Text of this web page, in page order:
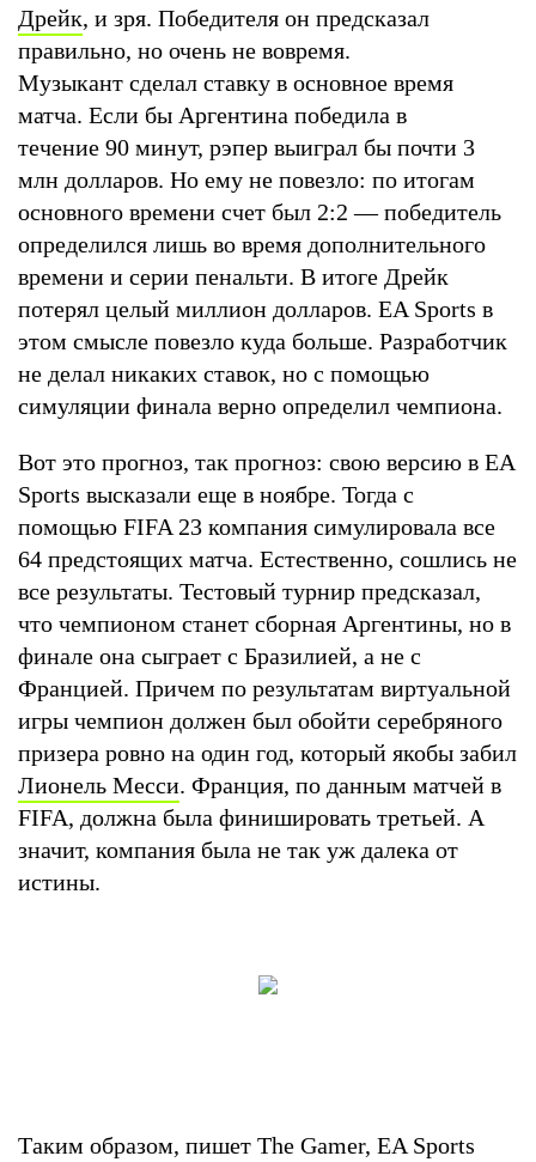
Дрейк, и зря. Победителя он предсказал
правильно, но очень не вовремя.
Музыкант сделал ставку в основное время
матча. Если бы Аргентина победила в
течение 90 минут, рэпер выиграл бы почти 3
млн долларов. Но ему не повезло: по итогам
основного времени счет был 2:2 — победитель
определился лишь во время дополнительного
времени и серии пенальти. В итоге Дрейк
потерял целый миллион долларов. EA Sports в
этом смысле повезло куда больше. Разработчик
не делал никаких ставок, но с помощью
симуляции финала верно определил чемпиона.
Вот это прогноз, так прогноз: свою версию в EA
Sports высказали еще в ноябре. Тогда с
помощью FIFA 23 компания симулировала все
64 предстоящих матча. Естественно, сошлись не
все результаты. Тестовый турнир предсказал,
что чемпионом станет сборная Аргентины, но в
финале она сыграет с Бразилией, а не с
Францией. Причем по результатам виртуальной
игры чемпион должен был обойти серебряного
призера ровно на один год, который якобы забил
Лионель Месси. Франция, по данным матчей в
FIFA, должна была финишировать третьей. А
значит, компания была не так уж далека от
истины.
Таким образом, пишет The Gamer, EA Sports